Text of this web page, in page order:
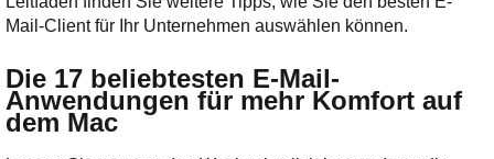
Mail-Client für Ihr Unternehmen auswählen können.
Die 17 beliebtesten E-Mail-
Anwendungen für mehr Komfort auf
dem Mac